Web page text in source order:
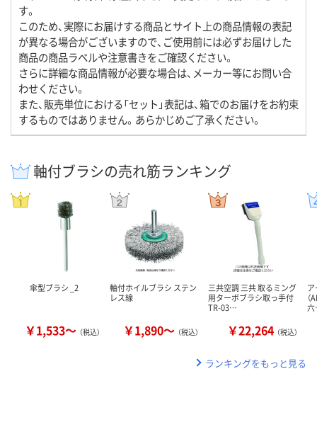
す。
このため、実際にお届けする商品とサイト上の商品情報の表記
が異なる場合がございますので、ご使用前には必ずお届けした
商品の商品ラベルや注意書きをご確認ください。
さらに詳細な商品情報が必要な場合は、メーカー等にお問い合
わせください。
また、販売単位における「セット」表記は、箱でのお届けをお約束
するものではありません。あらかじめご了承ください。
軸付ブラシの売れ筋ランキング
傘型ブラシ _2
￥1,533～ （税込）
軸付ホイルブラシ ステン
レス線
￥1,890～ （税込）
三共空調 三共 取るミング
用ターボブラシ取っ手付
TR-03…
￥22,264 （税込）
（
ランキングをもっと見る